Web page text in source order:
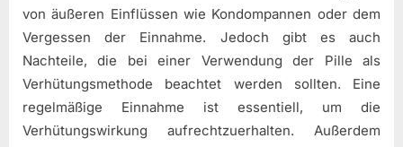
von äußeren Einflüssen wie Kondompannen oder dem
Vergessen der Einnahme. Jedoch gibt es auch
Nachteile, die bei einer Verwendung der Pille als
Verhütungsmethode beachtet werden sollten. Eine
regelmäßige Einnahme ist essentiell, um die
Verhütungswirkung aufrechtzuerhalten. Außerdem